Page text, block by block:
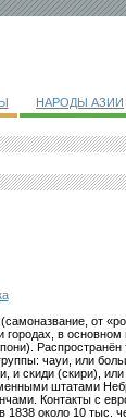
НАРОДЫ АЗИИ
от
городах, в
чауи, или
и скиди (скири),
штатами
Контакты с
1838 около 10 тыс.